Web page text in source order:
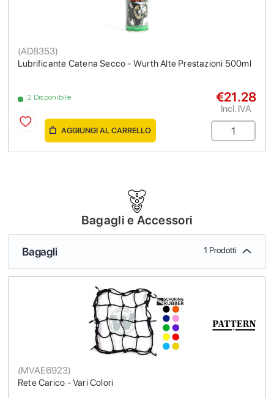
Lubrificante Catena Secco - Wurth Alte Prestazioni 500ml
(AD8353)
2 Disponibile €21.28
Incl. IVA
AGGIUNGI AL CARRELLO
Bagagli e Accessori
Bagagli 1 Prodotti
Rete Carico - Vari Colori
(MVAE6923)